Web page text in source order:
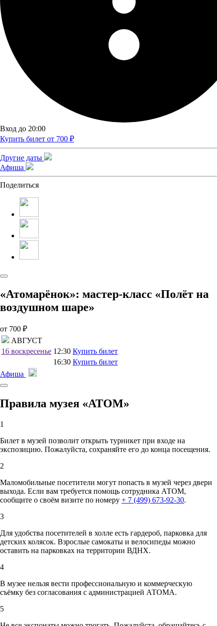
Вход до 20:00
Купить билет от 700 ₽
Другие даты
Афиша
Поделиться
«Атомарёнок»: мастер-класс «Полёт на
воздушном шаре»
от 700 ₽
АВГУСТ
16 воскресенье 12:30 Купить билет
16:30 Купить билет
Афиша
Правила музея «АТОМ»
1
Билет в музей позволит открыть турникет при входе на
экспозицию. Пожалуйста, сохраняйте его до конца посещения.
2
Маломобильные посетители могут попасть в музей через двери
выхода. Если вам требуется помощь сотрудника АТОМ,
сообщите о своём визите по номеру + 7 (499) 673-92-30.
3
Для удобства посетителей в холле есть гардероб, парковка для
детских колясок. Взрослые самокаты и велосипеды можно
оставить на парковках на территории ВДНХ.
4
В музее нельзя вести профессиональную и коммерческую
съёмку без согласования с администрацией АТОМА.
5